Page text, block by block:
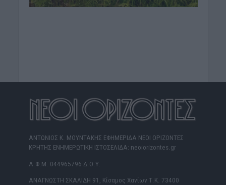
ΑΝΤΩΝΙΟΣ Κ. ΜΟΥΝΤΑΚΗΣ ΕΦΗΜΕΡΙΔΑ ΝΕΟΙ ΟΡΙΖΟΝΤΕΣ
ΚΡΗΤΗΣ ΕΝΗΜΕΡΩΤΙΚΗ ΙΣΤΟΣΕΛΙΔΑ: neoiorizontes.gr
Α.Φ.Μ. 044965796 Δ.Ο.Υ.
ΑΝΑΓΝΩΣΤΗ ΣΚΑΛΙΔΗ 91, Κίσαμος Χανίων Τ.Κ. 73400